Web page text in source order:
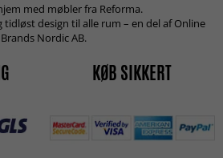
med møbler fra Reforma.
design til alle rum – en del af Online
Brands Nordic AB.
KØB SIKKERT